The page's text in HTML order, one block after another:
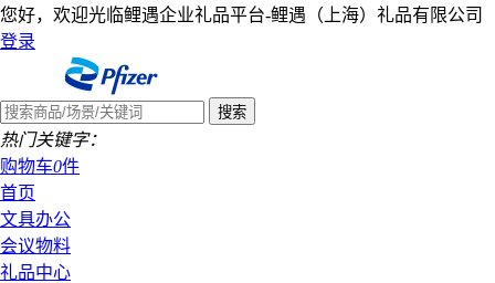
您好，欢迎光临鲤遇企业礼品平台-鲤遇（上海）礼品有限公司
登录
热门关键字：
购物车0件
首页
文具办公
会议物料
礼品中心